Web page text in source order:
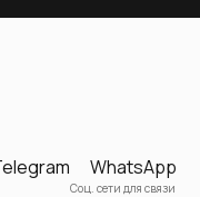
Соц. сети для связи
WhatsApp